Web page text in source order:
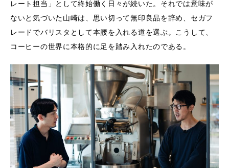
レート担当」として終始働く日々が続いた。それでは意味が
ないと気づいた山崎は、思い切って無印良品を辞め、セガフ
レードでバリスタとして本腰を入れる道を選ぶ。こうして、
コーヒーの世界に本格的に足を踏み入れたのである。